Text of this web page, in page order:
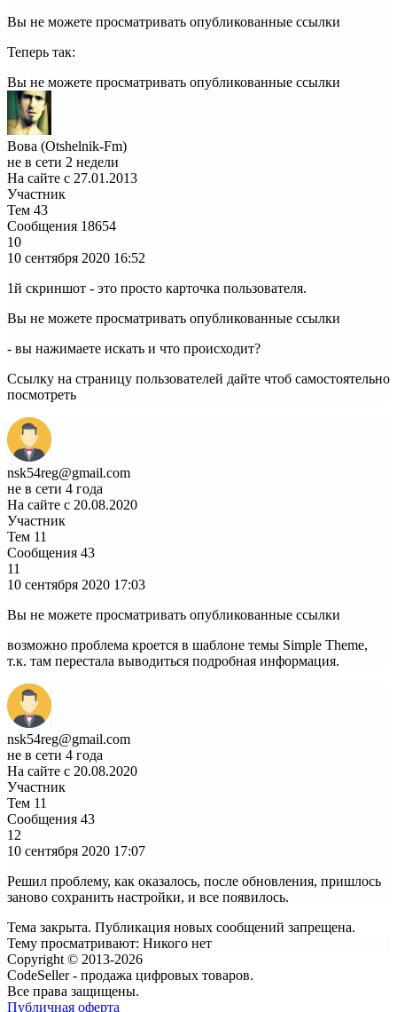
Вы не можете просматривать опубликованные ссылки
Теперь так:
Вы не можете просматривать опубликованные ссылки
Вова (Otshelnik-Fm)
не в сети 2 недели
На сайте с 27.01.2013
Участник
Тем 43
Сообщения 18654
10
10 сентября 2020 16:52
1й скриншот - это просто карточка пользователя.
Вы не можете просматривать опубликованные ссылки
- вы нажимаете искать и что происходит?
Ссылку на страницу пользователей дайте чтоб самостоятельно
посмотреть
nsk54reg@gmail.com
не в сети 4 года
На сайте с 20.08.2020
Участник
Тем 11
Сообщения 43
11
10 сентября 2020 17:03
Вы не можете просматривать опубликованные ссылки
возможно проблема кроется в шаблоне темы Simple Theme,
т.к. там перестала выводиться подробная информация.
nsk54reg@gmail.com
не в сети 4 года
На сайте с 20.08.2020
Участник
Тем 11
Сообщения 43
12
10 сентября 2020 17:07
Решил проблему, как оказалось, после обновления, пришлось
заново сохранить настройки, и все появилось.
Тема закрыта. Публикация новых сообщений запрещена.
Тему просматривают: Никого нет
Copyright © 2013-2026
CodeSeller - продажа цифровых товаров.
Все права защищены.
Публичная оферта